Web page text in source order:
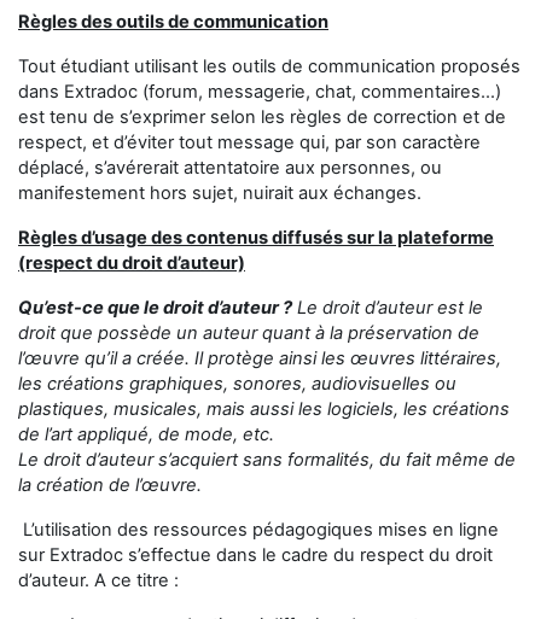
Règles des outils de communication
Tout étudiant utilisant les outils de communication proposés
dans Extradoc (forum, messagerie, chat, commentaires...)
est tenu de s’exprimer selon les règles de correction et de
respect, et d’éviter tout message qui, par son caractère
déplacé, s’avérerait attentatoire aux personnes, ou
manifestement hors sujet, nuirait aux échanges.
Règles d’usage des contenus diffusés sur la plateforme
(respect du droit d’auteur)
Qu’est-ce que le droit d’auteur ?Le droit d’auteur est le
droit que possède un auteur quant à la préservation de
l’œuvre qu’il a créée. Il protège ainsi les œuvres littéraires,
les créations graphiques, sonores, audiovisuelles ou
plastiques, musicales, mais aussi les logiciels, les créations
de l’art appliqué, de mode, etc.
Le droit d’auteur s’acquiert sans formalités, du fait même de
la création de l’œuvre.
L’utilisation des ressources pédagogiques mises en ligne
sur Extradoc s’effectue dans le cadre du respect du droit
d’auteur. A ce titre :